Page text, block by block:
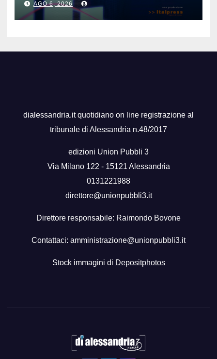
AGO 6, 2026
dialessandria.it quotidiano on line registrazione al
tribunale di Alessandria n.48/2017
edizioni Union Pubbli 3
Via Milano 122 - 15121 Alessandria
0131221988
direttore@unionpubbli3.it
Direttore responsabile: Raimondo Bovone
Contattaci: amministrazione@unionpubbli3.it
Stock immagini di Depositphotos